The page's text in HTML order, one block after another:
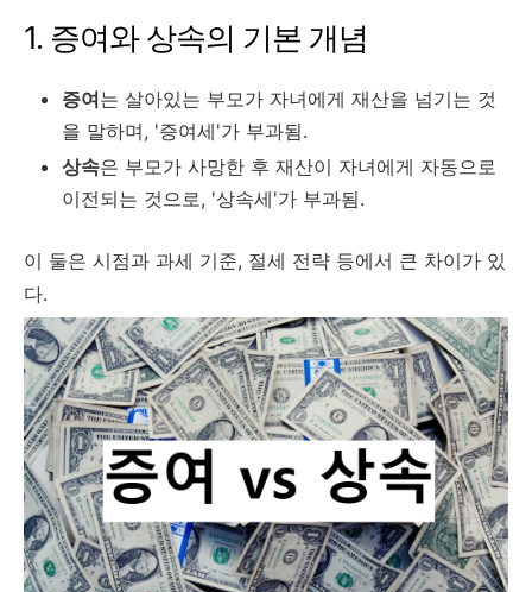
1. 증여와상속의 기본 개념
증여는 살아있는 부모가 자녀에게 재산을 넘기는 것
을 말하며, '증여세'가 부과됨.
상속은 부모가 사망한 후 재산이 자녀에게 자동으로
이전되는 것으로, '상속세'가 부과됨.
이 둘은 시점과 과세 기준, 절세 전략 등에서 큰 차이가 있
다.